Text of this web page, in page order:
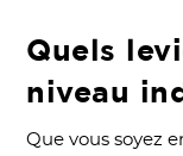
Quels
niveau
Que vous soyez